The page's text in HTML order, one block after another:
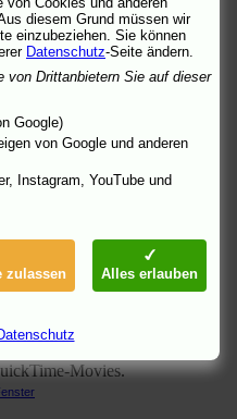
No." Von Sven Ole
Format.
Pierre Coffin. Von
Movies.
diesem Grund müssen wir
einzubeziehen. Sie können
Datenschutz-Seite ändern.
von Drittanbietern Sie auf dieser
Google)
von Google und anderen
Instagram, YouTube und
zulassen Alles erlauben